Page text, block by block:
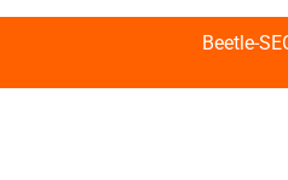
Beetle-